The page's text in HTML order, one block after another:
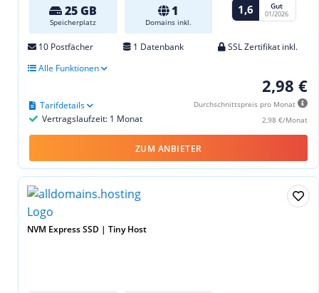
25 GB
Speicherplatz
1
Domains inkl.
1,6 Gut
01/2026
10 Postfächer 1 Datenbank
SSL Zertifikat inkl.
Alle Funktionen
2,98 €
Durchschnittspreis pro Monat
2,98 €/Monat
Vertragslaufzeit: 1 Monat
Tarifdetails
ZUM ANBIETER
NVM Express SSD | Tiny Host